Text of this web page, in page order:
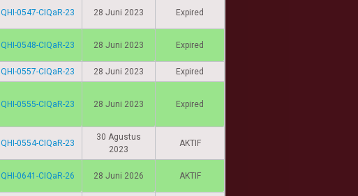
QHI-0547-CIQaR-23 28 Juni 2023 Expired
QHI-0548-CIQaR-23 28 Juni 2023 Expired
QHI-0557-CIQaR-23 28 Juni 2023 Expired
QHI-0555-CIQaR-23 28 Juni 2023 Expired
QHI-0554-CIQaR-23
30 Agustus
2023
AKTIF
QHI-0641-CIQaR-26 28 Juni 2026 AKTIF